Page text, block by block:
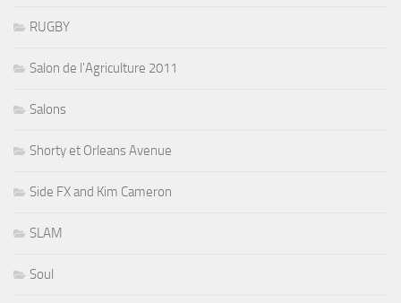
RUGBY
Salon de l'Agriculture 2011
Salons
Shorty et Orleans Avenue
Side FX and Kim Cameron
SLAM
Soul